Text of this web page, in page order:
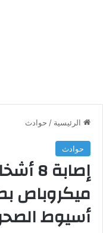
الرئيسية / حوادث
حوادث
ميكروباص
أسيوط